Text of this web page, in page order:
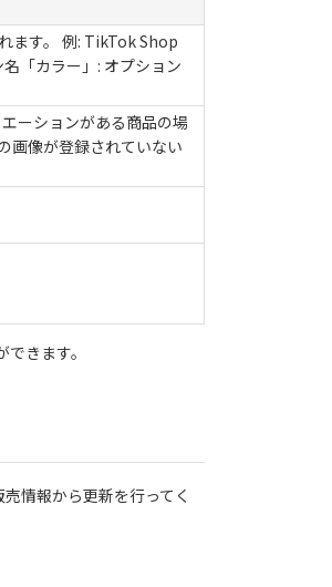
ます。 例: TikTok Shop
「カラー」: オプション
ーションがある商品の場
画像が登録されていない
きます。
情報から更新を行ってく